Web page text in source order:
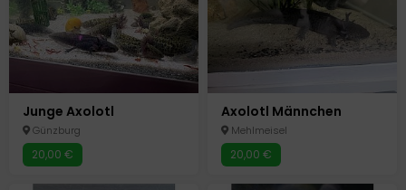
Junge Axolotl
Günzburg
20,00 €
Axolotl Männchen
Mehlmeisel
20,00 €